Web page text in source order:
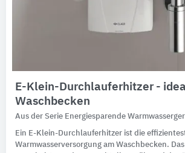
E-Klein-Durchlauferhitzer -
Waschbecken
Aus der Serie Energiesparende
Ein E-Klein-Durchlauferhitzer ist die
Warmwasserversorgung am Waschbecken.